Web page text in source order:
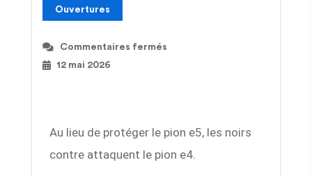
Ouvertures
Commentaires fermés
12 mai 2026
Au lieu de protéger le pion e5, les noirs
contre attaquent le pion e4.